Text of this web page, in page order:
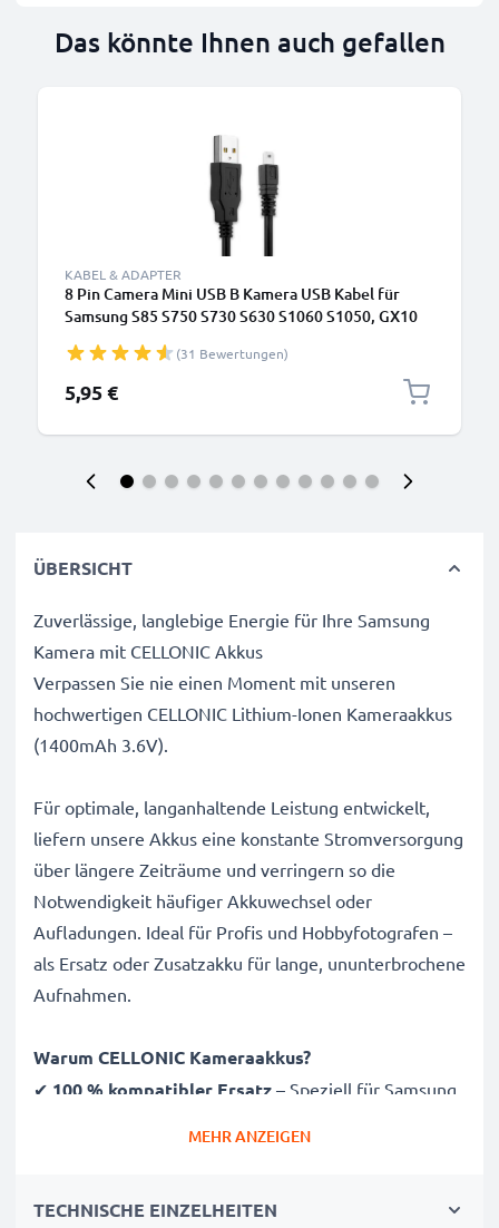
Das könnte Ihnen auch gefallen
KABEL & ADAPTER
8 Pin Camera Mini USB B Kamera USB Kabel für
Samsung S85 S750 S730 S630 S1060 S1050, GX10
CB08U12,AD81-00735A Datenkabel 2.0, PVC
Ladekabel
(31 Bewertungen)
5,95 €
ÜBERSICHT
Zuverlässige, langlebige Energie für Ihre Samsung
Kamera mit CELLONIC Akkus
Verpassen Sie nie einen Moment mit unseren
hochwertigen CELLONIC Lithium-Ionen Kameraakkus
(1400mAh 3.6V).
Für optimale, langanhaltende Leistung entwickelt,
liefern unsere Akkus eine konstante Stromversorgung
über längere Zeiträume und verringern so die
Notwendigkeit häufiger Akkuwechsel oder
Aufladungen. Ideal für Profis und Hobbyfotografen –
als Ersatz oder Zusatzakku für lange, ununterbrochene
Aufnahmen.
Warum CELLONIC Kameraakkus?
✔ 100 % kompatibler Ersatz – Speziell für Samsung
✔Garantierte 1400mAh Kapazität
MEHR ANZEIGEN
TECHNISCHE EINZELHEITEN